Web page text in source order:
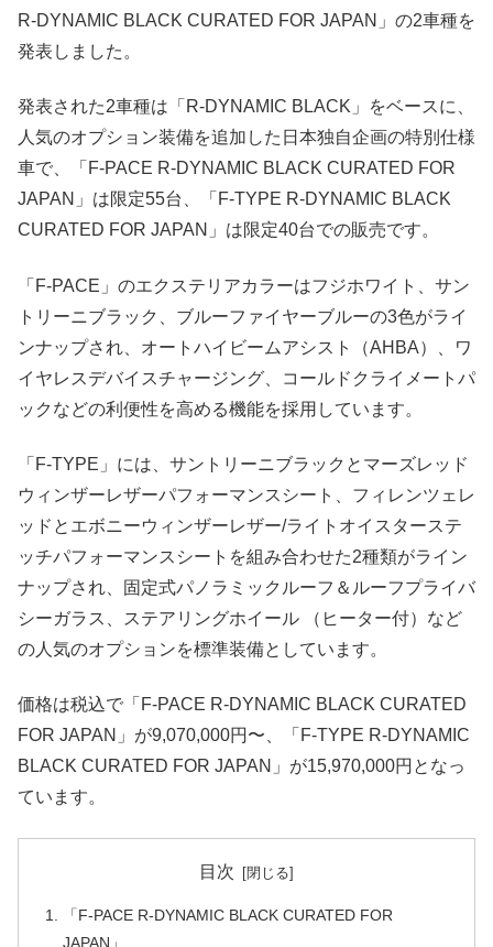
R-DYNAMIC BLACK CURATED FOR JAPAN」の2車種を
発表しました。
発表された2車種は「R-DYNAMIC BLACK」をベースに、
人気のオプション装備を追加した日本独自企画の特別仕様
車で、「F-PACE R-DYNAMIC BLACK CURATED FOR
JAPAN」は限定55台、「F-TYPE R-DYNAMIC BLACK
CURATED FOR JAPAN」は限定40台での販売です。
「F-PACE」のエクステリアカラーはフジホワイト、サン
トリーニブラック、ブルーファイヤーブルーの3色がライ
ンナップされ、オートハイビームアシスト（AHBA）、ワ
イヤレスデバイスチャージング、コールドクライメートパ
ックなどの利便性を高める機能を採用しています。
「F-TYPE」には、サントリーニブラックとマーズレッド
ウィンザーレザーパフォーマンスシート、フィレンツェレ
ッドとエボニーウィンザーレザー/ライトオイスターステ
ッチパフォーマンスシートを組み合わせた2種類がライン
ナップされ、固定式パノラミックルーフ＆ルーフプライバ
シーガラス、ステアリングホイール （ヒーター付）など
の人気のオプションを標準装備としています。
価格は税込で「F-PACE R-DYNAMIC BLACK CURATED
FOR JAPAN」が9,070,000円〜、「F-TYPE R-DYNAMIC
BLACK CURATED FOR JAPAN」が15,970,000円となっ
ています。
目次
「F-PACE R-DYNAMIC BLACK CURATED FOR
JAPAN」